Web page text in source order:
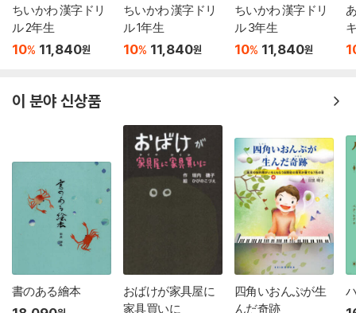
ちいかわ 漢字ドリ
ル 2年生
10% 11,840원
ちいかわ 漢字ドリ
ル 1年生
10% 11,840원
ちいかわ 漢字ドリ
ル 3年生
10% 11,840원
이 분야 신상품
書のある繪本
おばけが家具屋に
家具買いに
四角いおんぷが生
んだ奇跡